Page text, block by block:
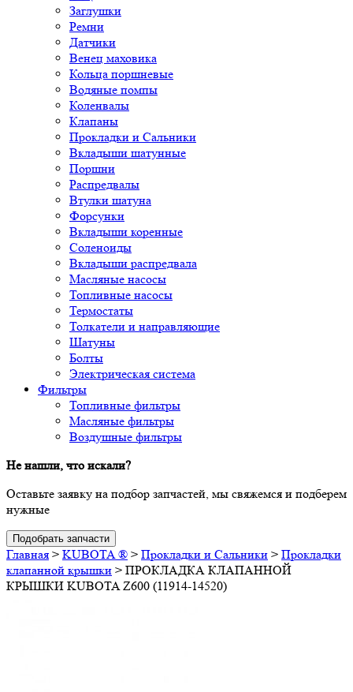
Заглушки
Ремни
Датчики
Венец маховика
Кольца поршневые
Водяные помпы
Коленвалы
Клапаны
Прокладки и Сальники
Вкладыши шатунные
Поршни
Распредвалы
Втулки шатуна
Форсунки
Вкладыши коренные
Соленоиды
Вкладыши распредвала
Масляные насосы
Топливные насосы
Термостаты
Толкатели и направляющие
Шатуны
Болты
Электрическая система
Фильтры
Топливные фильтры
Масляные фильтры
Воздушные фильтры
Не нашли, что искали?
Оставьте заявку на подбор запчастей, мы свяжемся и подберем
нужные
Подобрать запчасти
Главная > KUBOTA ® > Прокладки и Сальники > Прокладки
клапанной крышки > ПРОКЛАДКА КЛАПАННОЙ
КРЫШКИ KUBOTA Z600 (11914-14520)